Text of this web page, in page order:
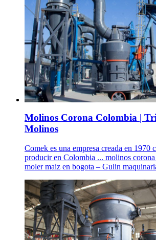
Molinos Corona Colombia |
Molinos
Comek es una empresa creada en 1970
producir en Colombia ... molinos
moler maiz en bogota – Gulin